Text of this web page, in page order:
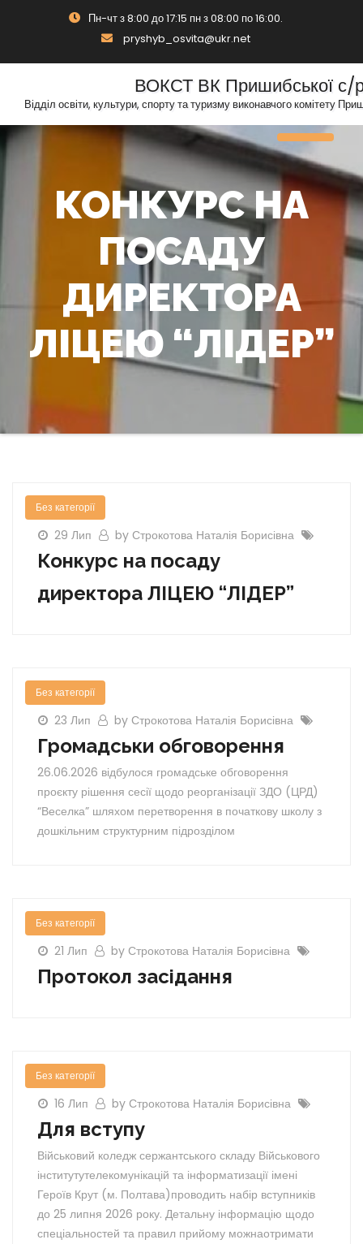
Пн-чт з 8:00 до 17:15 пн з 08:00 по 16:00.
pryshyb_osvita@ukr.net
ВОКСТ ВК Пришибської с/
Відділ освіти, культури, спорту та туризму виконавчого комітету
Toggle
КОНКУРС НА
ПОСАДУ
ДИРЕКТОРА
ЛІЦЕЮ “ЛІДЕР”
Без категорії
29 Лип by Строкотова Наталія Борисівна
Конкурс на посаду
директора ЛІЦЕЮ “ЛІДЕР”
Без категорії
23 Лип by Строкотова Наталія Борисівна
Громадськи обговорення
26.06.2026 відбулося громадське обговорення
проєкту рішення сесії щодо реорганізації ЗДО (ЦРД)
“Веселка” шляхом перетворення в початкову школу з
дошкільним структурним підрозділом
Без категорії
21 Лип by Строкотова Наталія Борисівна
Протокол засідання
Без категорії
16 Лип by Строкотова Наталія Борисівна
Для вступу
Військовий коледж сержантського складу Військового
інститутутелекомунікацій та інформатизації імені
Героїв Крут (м. Полтава)проводить набір вступників
до 25 липня 2026 року. Детальну інформацію щодо
спеціальностей та правил прийому можнаотримати